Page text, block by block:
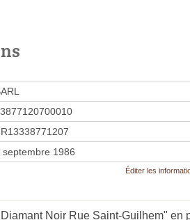
septembre 1986
Éditer les
Noir Rue Saint-Guilhem" en